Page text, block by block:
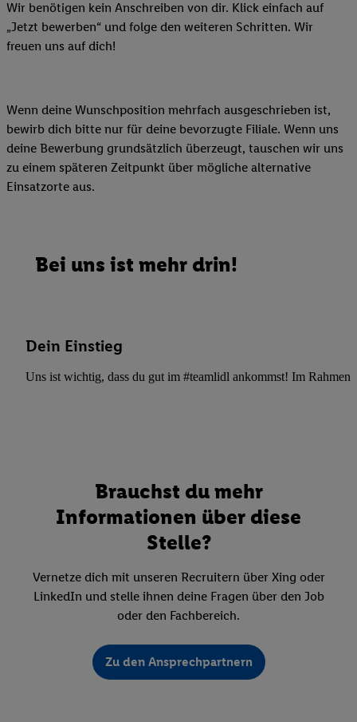
Wir benötigen kein Anschreiben von dir. Klick einfach auf
„Jetzt bewerben“ und folge den weiteren Schritten. Wir
freuen uns auf dich!
Wenn deine Wunschposition mehrfach ausgeschrieben ist,
bewirb dich bitte nur für deine bevorzugte Filiale. Wenn uns
deine Bewerbung grundsätzlich überzeugt, tauschen wir uns
zu einem späteren Zeitpunkt über mögliche alternative
Einsatzorte aus.
Bei uns ist mehr drin!
Dein Einstieg
Uns ist wichtig, dass du gut im #teamlidl ankommst! Im Rahmen
Brauchst du mehr
Informationen über diese
Stelle?
Vernetze dich mit unseren Recruitern über Xing oder
LinkedIn und stelle ihnen deine Fragen über den Job
oder den Fachbereich.
Zu den Ansprechpartnern